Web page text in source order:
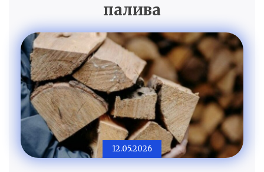
палива
12.05.2026